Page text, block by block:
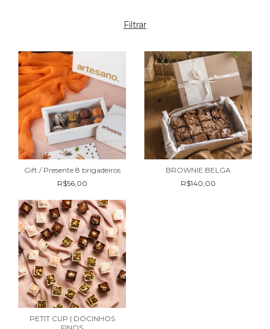
Filtrar
Gift / Presente 8 brigadeiros
R$56,00
BROWNIE BELGA
R$140,00
PETIT CUP | DOCINHOS